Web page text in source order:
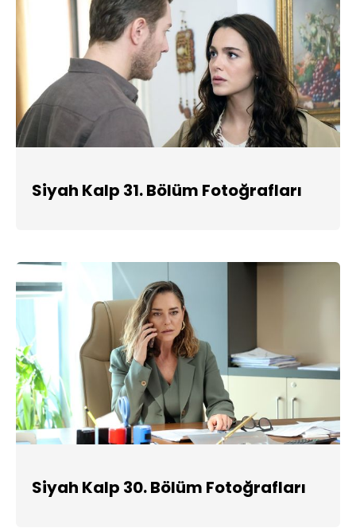
Siyah Kalp 31. Bölüm Fotoğrafları
Siyah Kalp 30. Bölüm Fotoğrafları